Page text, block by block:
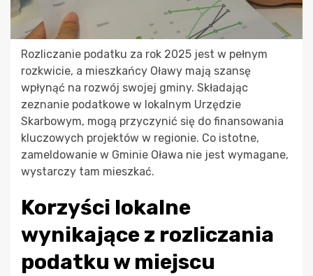
Rozliczanie podatku za rok 2025 jest w pełnym
rozkwicie, a mieszkańcy Oławy mają szansę
wpłynąć na rozwój swojej gminy. Składając
zeznanie podatkowe w lokalnym Urzędzie
Skarbowym, mogą przyczynić się do finansowania
kluczowych projektów w regionie. Co istotne,
zameldowanie w Gminie Oława nie jest wymagane,
wystarczy tam mieszkać.
Korzyści lokalne
wynikające z rozliczania
podatku w miejscu